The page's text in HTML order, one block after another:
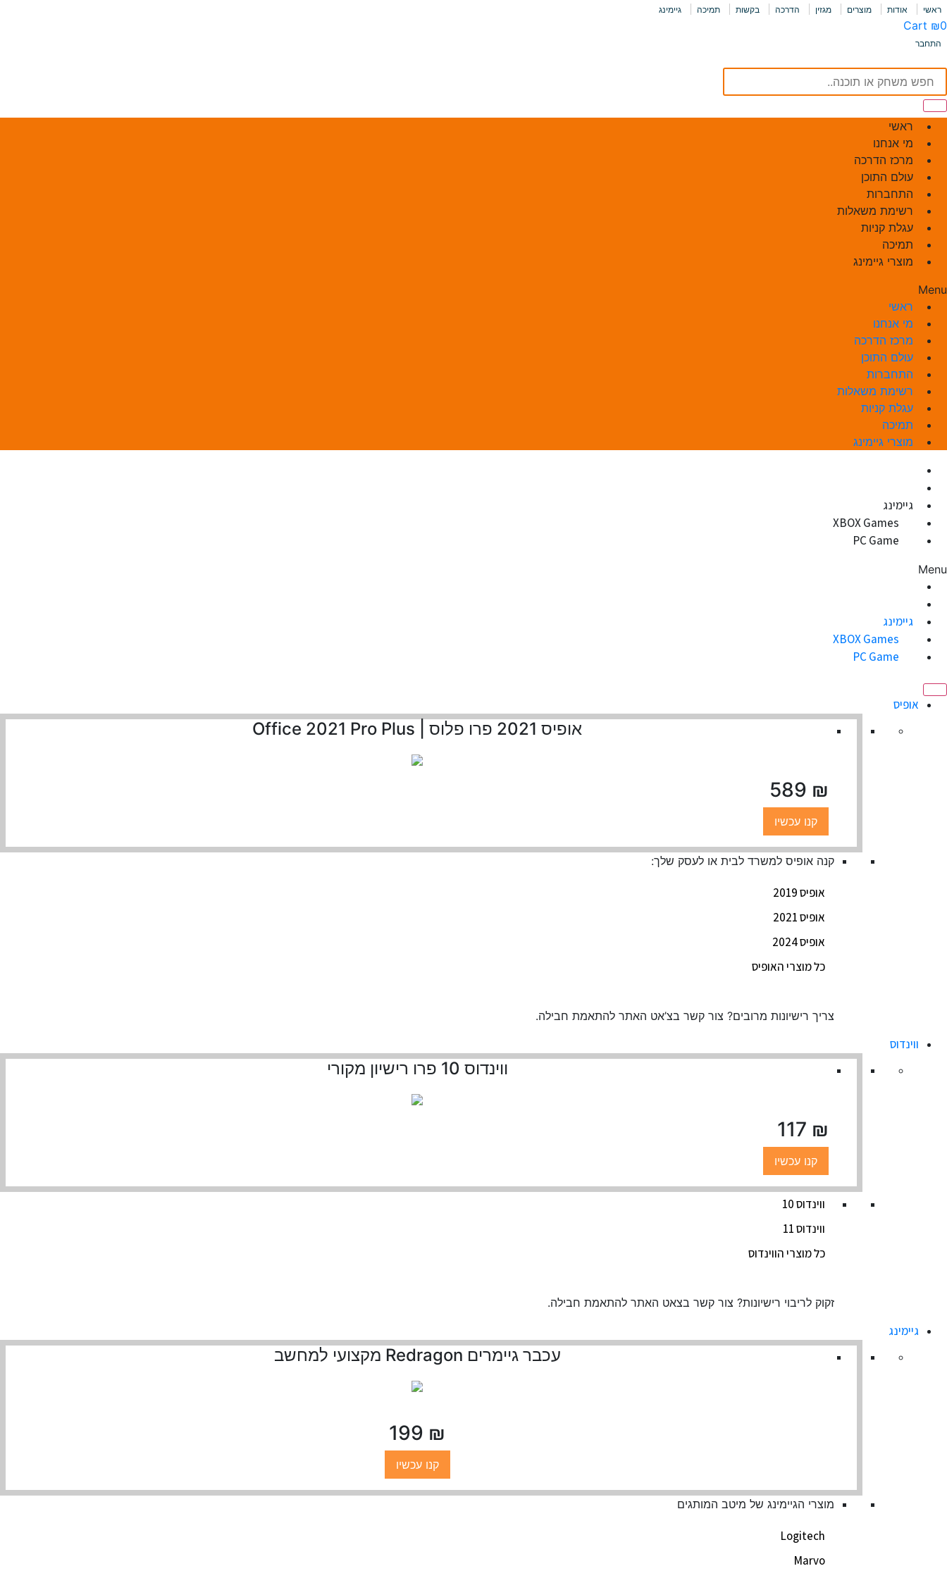
ראשי אודות מוצרים מגזין הדרכה בקשות תמיכה גיימינג
₪0
Cart
התחבר
חפש
משחק
או
תוכנה..Search
ראשי
מי אנחנו
מרכז הדרכה
עולם התוכן
התחברות
רשימת משאלות
עגלת קניות
תמיכה
מוצרי גיימינג
Menu
ראשי
מי אנחנו
מרכז הדרכה
עולם התוכן
התחברות
רשימת משאלות
עגלת קניות
תמיכה
מוצרי גיימינג
גיימינג
XBOX Games
PC Game
Menu
גיימינג
XBOX Games
PC Game
אופיס
אופיס 2021 פרו פלוס | Office 2021 Pro Plus
₪ 589
קנו עכשיו
קנה אופיס למשרד לבית או לעסק שלך:
אופיס 2019
אופיס 2021
אופיס 2024
כל מוצרי האופיס
צריך רישיונות מרובים? צור קשר בצ’אט האתר להתאמת חבילה.
ווינדוס
ווינדוס 10 פרו רישיון מקורי
₪ 117
קנו עכשיו
ווינדוס 10
ווינדוס 11
כל מוצרי הווינדוס
זקוק לריבוי רישיונות? צור קשר בצאט האתר להתאמת חבילה.
גיימינג
עכבר גיימרים Redragon מקצועי למחשב
₪ 199
קנו עכשיו
מוצרי הגיימינג של מיטב המותגים
Logitech
Marvo